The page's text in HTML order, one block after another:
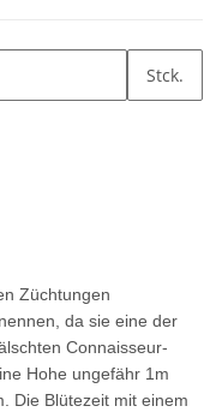
Stck.
Züchtungen
da sie eine der
Connaisseur-
Hohe ungefähr 1m
Die Blütezeit mit einem